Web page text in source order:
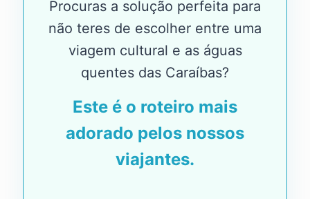
Procuras a solução perfeita para
não teres de escolher entre uma
viagem cultural e as águas
quentes das Caraíbas?
Este é o roteiro mais
adorado pelos nossos
viajantes.